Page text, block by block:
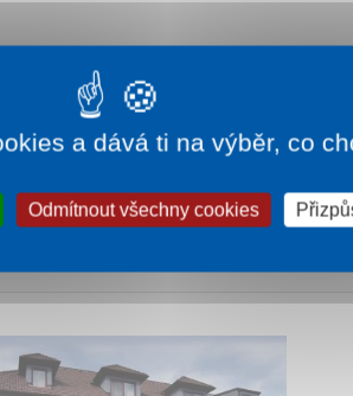
Garrigua Masaryka, patří
na jižní Moravě.
a dává ti na výběr, co
Odmítnout všechny cookies